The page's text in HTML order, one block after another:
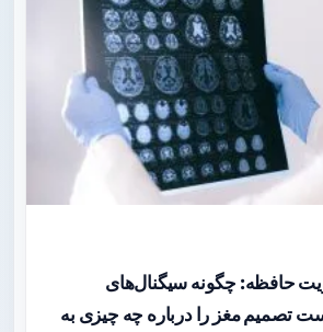
حافظه: چگونه سیگنال‌های
تصمیم مغز را درباره چه چیزی به